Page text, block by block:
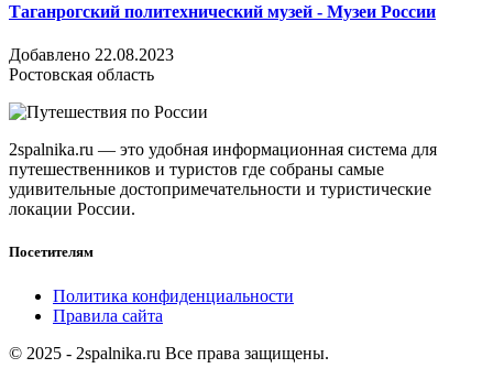
Таганрогский политехнический музей - Музеи России
Добавлено 22.08.2023
Ростовская область
2spalnika.ru — это удобная информационная система для
путешественников и туристов где собраны самые
удивительные достопримечательности и туристические
локации России.
Посетителям
Политика конфиденциальности
Правила сайта
© 2025 - 2spalnika.ru Все права защищены.